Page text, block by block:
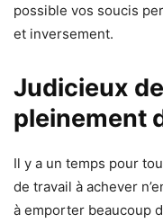
possible vos soucis
et inversement.
Judicieux
pleinement
Il y a un temps pour
de travail à achever
à emporter beaucoup